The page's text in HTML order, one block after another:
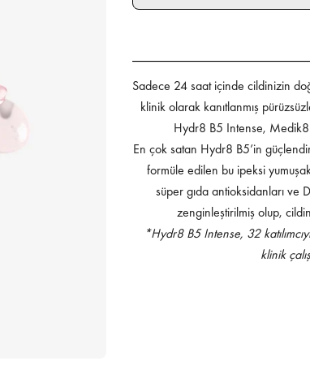
Sadece 24 saat içinde cildinizin
klinik olarak kanıtlanmış
Hydr8 B5 Intense,
En çok satan Hydr8 B5’in
formüle edilen bu ipeksi
süper gıda antioksidanları
zenginleştirilmiş olup,
*Hydr8 B5 Intense, 32
klinik